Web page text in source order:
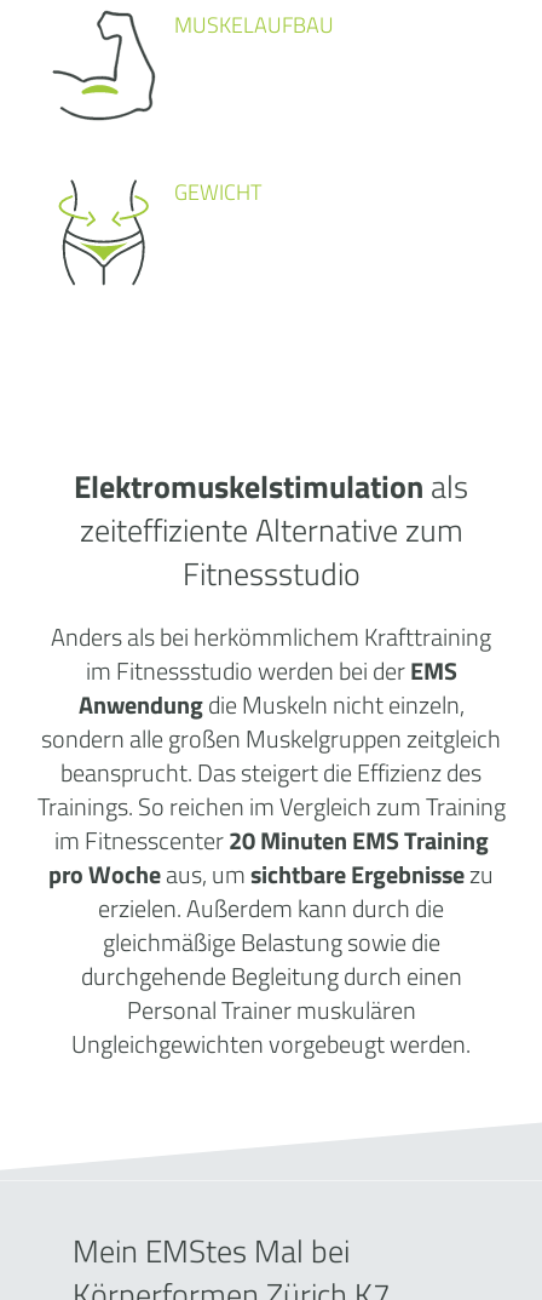
MUSKELAUFBAU
GEWICHT
Elektromuskelstimulation als
zeiteffiziente Alternative zum
Fitnessstudio
Anders als bei herkömmlichem Krafttraining
im Fitnessstudio werden bei derEMS
Anwendungdie Muskeln nicht einzeln,
sondern alle großen Muskelgruppen zeitgleich
beansprucht. Das steigert die Effizienz des
Trainings. So reichen im Vergleich zum Training
im Fitnesscenter20 Minuten EMS Training
pro Wocheaus, umsichtbare Ergebnissezu
erzielen. Außerdem kann durch die
gleichmäßige Belastung sowie die
durchgehende Begleitung durch einen
Personal Trainer muskulären
Ungleichgewichten vorgebeugt werden.
Mein EMStes Mal bei